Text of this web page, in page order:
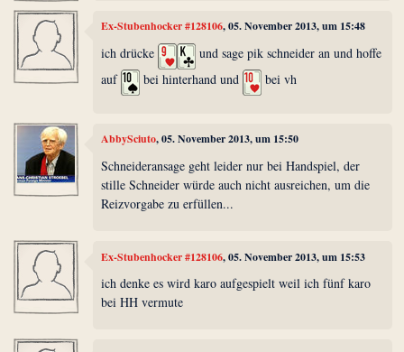
Ex-Stubenhocker #128106, 05. November 2013, um 15:48
ich drücke
und sage pik schneider an und hoffe
auf
bei hinterhand und bei vh
AbbySciuto, 05. November 2013, um 15:50
Schneideransage geht leider nur bei Handspiel, der
stille Schneider würde auch nicht ausreichen, um die
Reizvorgabe zu erfüllen...
Ex-Stubenhocker #128106, 05. November 2013, um 15:53
ich denke es wird karo aufgespielt weil ich fünf karo
bei HH vermute